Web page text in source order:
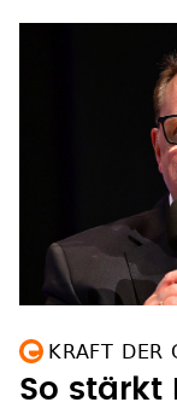
KRAFT DER
So stärkt